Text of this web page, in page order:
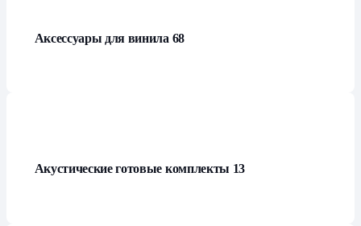
Аксессуары для винила 68
Акустические готовые комплекты 13